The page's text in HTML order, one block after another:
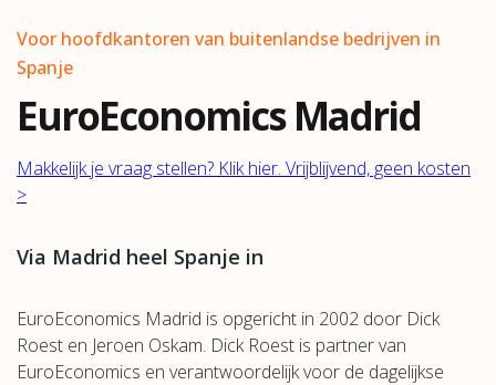
Voor hoofdkantoren van buitenlandse bedrijven in
Spanje
EuroEconomics Madrid
Makkelijk je vraag stellen? Klik hier. Vrijblijvend, geen kosten
>
Via Madrid heel Spanje in
EuroEconomics Madrid is opgericht in 2002 door Dick
Roest en Jeroen Oskam. Dick Roest is partner van
EuroEconomics en verantwoordelijk voor de dagelijkse